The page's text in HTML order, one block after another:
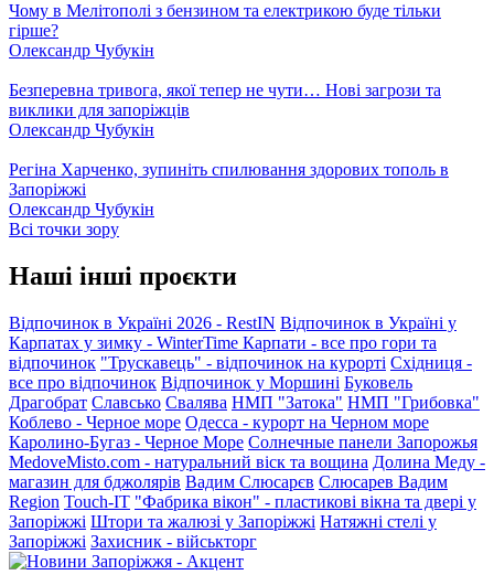
Чому в Мелітополі з бензином та електрикою буде тільки
гірше?
Олександр Чубукін
Безперевна тривога, якої тепер не чути… Нові загрози та
виклики для запоріжців
Олександр Чубукін
Регіна Харченко, зупиніть спилювання здорових тополь в
Запоріжжі
Олександр Чубукін
Всі точки зору
Наші інші проєкти
Відпочинок в Україні 2026 - RestIN Відпочинок в Україні у
Карпатах у зимку - WinterTime Карпати - все про гори та
відпочинок "Трускавець" - відпочинок на курорті Східниця -
все про відпочинок Відпочинок у Моршині Буковель
Драгобрат Славсько Свалява НМП "Затока" НМП "Грибовка"
Коблево - Черное море Одесса - курорт на Черном море
Каролино-Бугаз - Черное Море Солнечные панели Запорожья
MedoveMisto.com - натуральний віск та вощина Долина Меду -
магазин для бджолярів Вадим Слюсарєв Слюсарев Вадим
Region Touch-IT "Фабрика вікон" - пластикові вікна та двері у
Запоріжжі Штори та жалюзі у Запоріжжі Натяжні стелі у
Запоріжжі Захисник - військторг